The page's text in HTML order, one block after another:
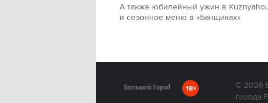
А также юбилейный ужин в
и сезонное меню в «Банщиках»
18+ © 2026
города